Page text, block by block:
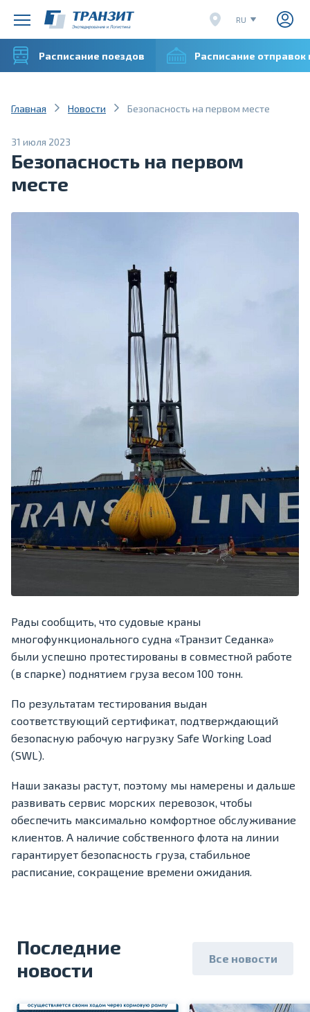
RU
EN
CN
Расписание поездов Расписание
Главная Новости Безопасность на первом месте
31 июля 2023
Безопасность на первом
месте
Рады сообщить, что судовые краны
многофункционального судна «Транзит Седанка»
были успешно протестированы в совместной работе
(в спарке) поднятием груза весом 100 тонн.
По результатам тестирования выдан
соответствующий сертификат, подтверждающий
безопасную рабочую нагрузку Safe Working Load
(SWL).
Наши заказы растут, поэтому мы намерены и дальше
развивать сервис морских перевозок, чтобы
обеспечить максимально комфортное обслуживание
клиентов. А наличие собственного флота на линии
гарантирует безопасность груза, стабильное
расписание, сокращение времени ожидания.
Последние
новости
Все новости